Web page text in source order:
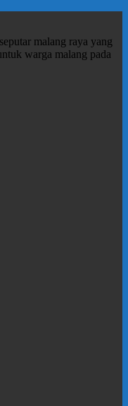
malang raya yang
warga malang pada